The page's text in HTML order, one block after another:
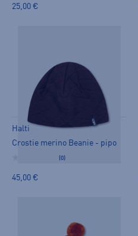
25,00 €
Halti
Crostie merino Beanie - pipo
(0)
45,00 €